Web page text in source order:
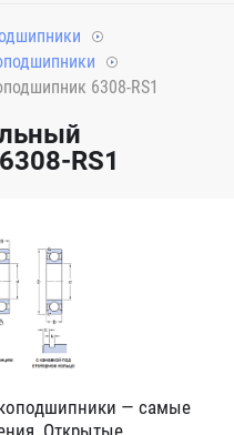
6308-RS1
RS1
— самые
Открытые